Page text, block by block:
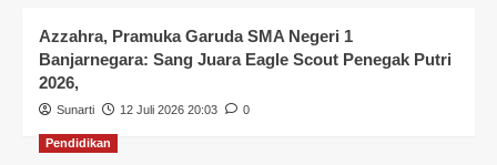
Azzahra, Pramuka Garuda SMA Negeri 1
Banjarnegara: Sang Juara Eagle Scout Penegak Putri
2026,
Sunarti 12 Juli 2026 20:03 0
Pendidikan